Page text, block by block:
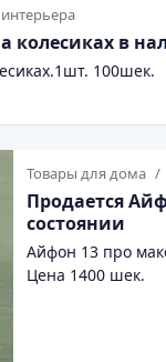
колесиках в
100шек.
Товары для дома
Продается
состоянии
Айфон 13 про
Цена 1400 шек.